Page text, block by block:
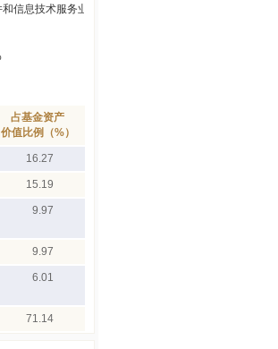
占基金资产
价值比例（%）
16.27
15.19
9.97
9.97
6.01
71.14